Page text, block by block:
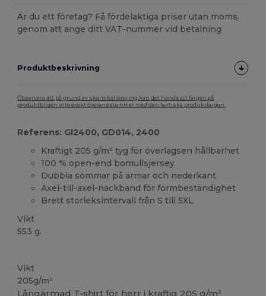
Är du ett företag? Få fördelaktiga priser utan moms,
genom att ange ditt VAT-nummer vid betalning
Produktbeskrivning
Observera att på grund av skärmkalibrering kan det hända att färgen på
produktbilden inte exakt överensstämmer med den faktiska produktfärgen.
Referens: GI2400, GD014, 2400
Kraftigt 205 g/m² tyg för överlägsen hållbarhet
100 % open-end bomullsjersey
Dubbla sömmar på ärmar och nederkant
Axel-till-axel-nackband för formbeständighet
Brett storleksintervall från S till 5XL
Vikt
553 g.
Vikt
205g/m²
Långärmad T-shirt för herr i kraftig 205 g/m²